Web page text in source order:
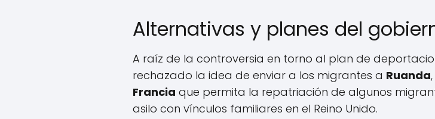
Alternativas y planes del
A raíz de la controversia en torno al plan de
rechazado la idea de enviar a los migrantes a Ruanda
Francia que permita la repatriación de algunos
asilo con vínculos familiares en el Reino Unido.